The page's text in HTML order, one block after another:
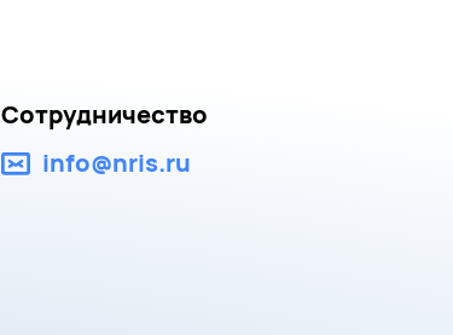
Сотрудничество
info@nris.ru